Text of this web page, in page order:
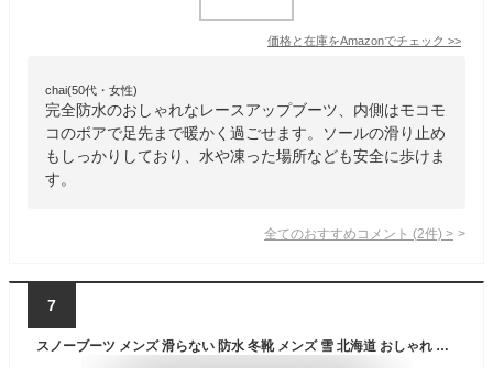
価格と在庫をAmazonでチェック >>
chai(50代・女性)
完全防水のおしゃれなレースアップブーツ、内側はモコモ
コのボアで足先まで暖かく過ごせます。ソールの滑り止め
もしっかりしており、水や凍った場所なども安全に歩けま
す。
全てのおすすめコメント (2件) >
7
スノーブーツ メンズ 滑らない 防水 冬靴 メンズ 雪 北海道 おしゃれ ピンスパイク 雪靴 メンズ 防寒 大きい 大きいサイズ 25-28cm 10cm完全防水 防滑 暖か 歩きやすい 裏起毛 裏ボア 暖かい 寒さ対策 雪対策 冬の釣り 海釣り 釣り トレッキング マウンテンブーツ